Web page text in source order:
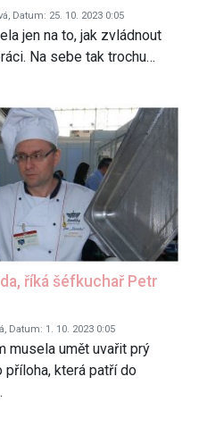
Datum: 25. 10. 2023 0:05
jen na to, jak zvládnout
Na sebe tak trochu…
říká šéfkuchař Petr
Datum: 1. 10. 2023 0:05
musela umět uvařit prý
příloha, která patří do